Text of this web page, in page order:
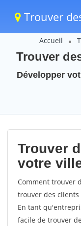
Trouver
Accueil
Trouver
Développer
Trouver
votre
Comment trouver
trouver des clients
En tant
facile de trouver